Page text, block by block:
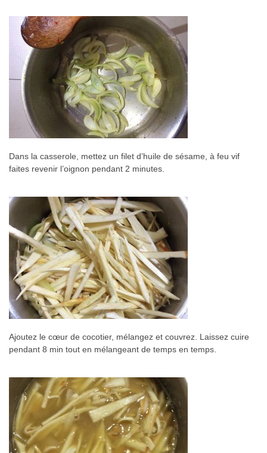
Dans la casserole, mettez un filet d’huile de sésame, à feu vif
faites revenir l’oignon pendant 2 minutes.
Ajoutez le cœur de cocotier, mélangez et couvrez. Laissez cuire
pendant 8 min tout en mélangeant de temps en temps.